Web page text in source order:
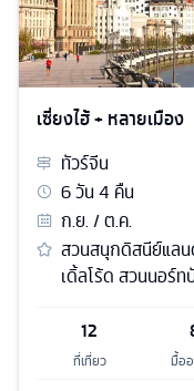
เซี่ยงไฮ้ + หลายเมือง
ทัวร์จีน
6วัน4 คืน
ก.ย. / ต.ค.
สวนสนุกดิสนีย์แลน
เดิ้ลโร้ด สวนนอร์
12
ที่เที่ยว มื้อ